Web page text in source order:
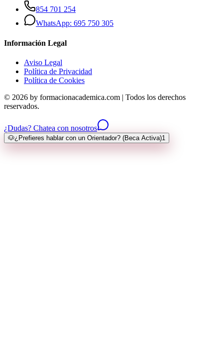
854 701 254
WhatsApp: 695 750 305
Información Legal
Aviso Legal
Política de Privacidad
Política de Cookies
© 2026 by formacionacademica.com | Todos los derechos
reservados.
¿Dudas? Chatea con nosotros
🐶¿Prefieres hablar con un Orientador? (Beca Activa)1